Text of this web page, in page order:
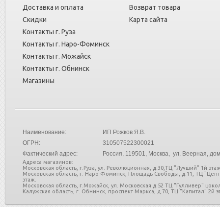
Доставка и оплата
Скидки
Контакты г. Руза
Контакты г. Наро-Фоминск
Контакты г. Можайск
Контакты г. Обнинск
Магазины
Возврат товара
Карта сайта
Наименование:
ИП Рожков Я.В.
ОГРН:
310507522300021
Фактический адрес:
Россия, 119501, Москва, ул. Веерная,
Адреса магазинов:
Московская область, г.Руза, ул. Революционная, д.30,ТЦ "Лучший" 1й
Московская область, г. Наро-Фоминск, Площадь Свободы, д.11, ТЦ
этаж.
Московская область, г.Можайск, ул. Московская д.52 ТЦ "Гулливер"
Калужская область, г. Обнинск, проспект Маркса, д.70, ТЦ "Капитал" 2й